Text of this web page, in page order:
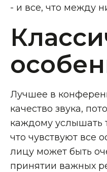
- и все, что между
Лучшее в
качество звука,
каждому услышать
что чувствуют все
лицу может быть
принятии важных